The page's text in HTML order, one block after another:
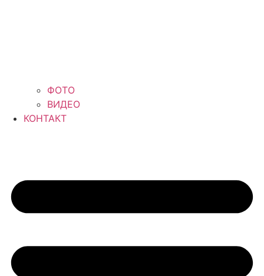
ФОТО
ВИДЕО
КОНТАКТ